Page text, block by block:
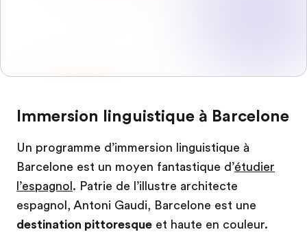
Immersion linguistique à Barcelone
Un programme d’immersion linguistique à
Barcelone est un moyen fantastique d’étudier
l’espagnol . Patrie de l’illustre architecte
espagnol, Antoni Gaudi, Barcelone est une
destination pittoresque et haute en couleur.